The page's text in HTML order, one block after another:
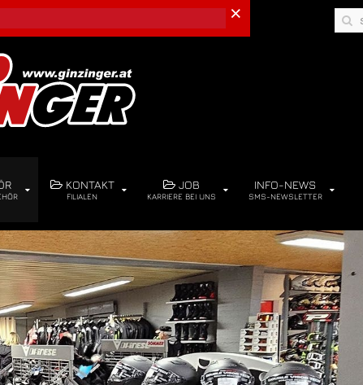
KONTAKT
FILIALEN
JOB
KARRIERE BEI UNS
INFO-NEWS
SMS-NEWSLETTER
×